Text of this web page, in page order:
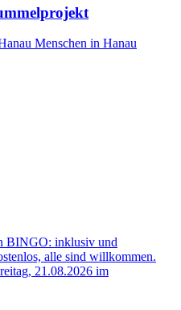
Menschen in Hanau
BINGO: inklusiv und
alle sind willkommen.
21.08.2026 im